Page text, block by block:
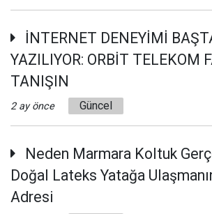
İNTERNET DENEYİMİ
YAZILIYOR: ORBİT TELEKOM
TANIŞIN
2 ay önce Güncel
Neden Marmara Koltuk
Doğal Lateks Yatağa
Adresi